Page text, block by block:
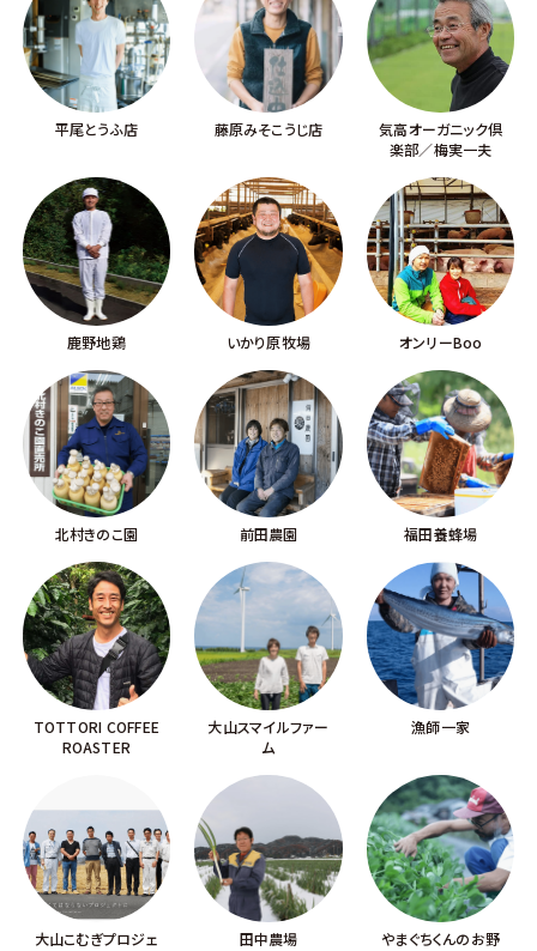
平尾とうふ店 藤原みそこうじ店
気高オーガニック倶
楽部／梅実一夫
鹿野地鶏 いかり原牧場 オンリーBoo
北村きのこ園 前田農園 福田養蜂場
TOTTORI COFFEE
ROASTER
大山スマイルファー
ム
漁師一家
大山こむぎプロジェ
田中農場
やまぐちくんのお野